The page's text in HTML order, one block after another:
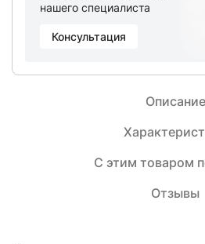
нашего специалиста
Консультация
Описание
С этим товаром
Отзывы